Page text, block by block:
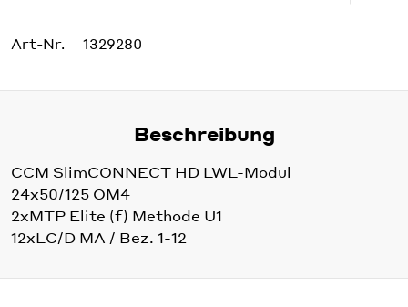
Art-Nr. 1329280
Beschreibung
CCM SlimCONNECT HD LWL-Modul
24x50/125 OM4
2xMTP Elite (f) Methode U1
12xLC/D MA / Bez. 1-12